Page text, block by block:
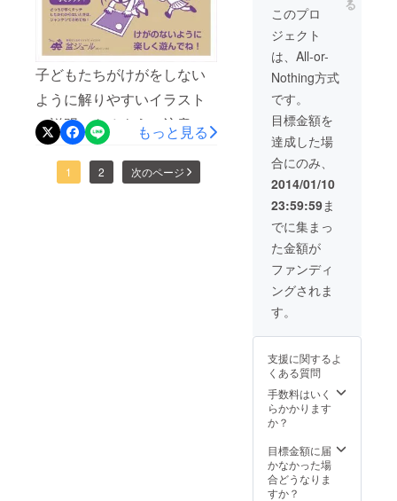
子どもたちがけがをしない
ように解りやすいイラスト
で説明できるように注意用
の看板をデザインしまし
た。 けがをしないように、
もっと見る
1 2 次のページ
んじょ
方言カ
ルタ（1
セッ
ト）＋
オリジ
カルタ
札 みや
こん
じょ方
言カル
タ（中
型）エ
フだの
み約A5
サイズ
る
このプロ
ジェクト
は、All-or-
Nothing方式
です。
目標金額を
達成した場
合にのみ、
2014/01/10
23:59:59ま
でに集まっ
た金額が
ファンディ
ングされま
す。
支援に関するよ
くある質問
手数料はいく
らかかります
か？
目標金額に届
かなかった場
合どうなりま
すか？